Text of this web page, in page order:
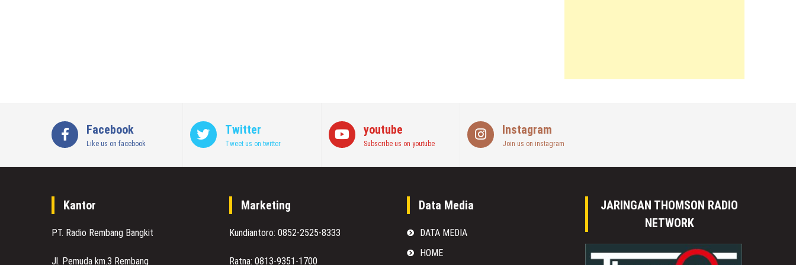
Facebook
Like us on facebook
Twitter
Tweet us on twitter
youtube
Subscribe us on youtube
Instagram
Join us on instagram
Kantor
PT. Radio Rembang Bangkit
Jl. Pemuda km.3 Rembang
Marketing
Kundiantoro: 0852-2525-8333
Ratna: 0813-9351-1700
Data Media
DATA MEDIA
HOME
JARINGAN THOMSON RADIO
NETWORK